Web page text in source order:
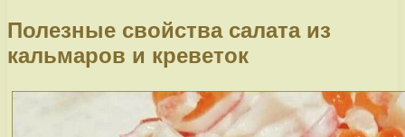
Полезные свойства салата из
кальмаров и креветок